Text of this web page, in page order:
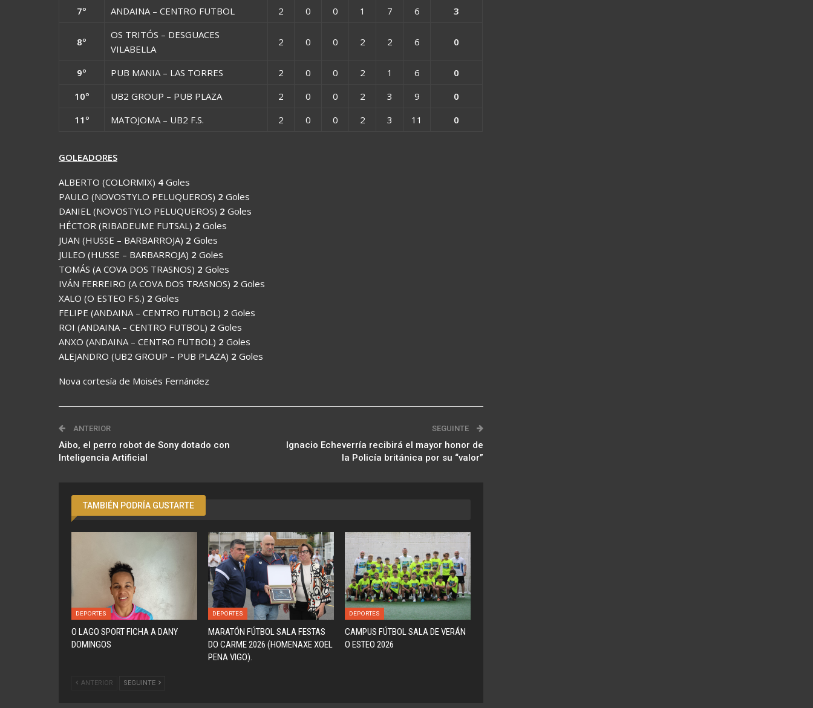
7º
ANDAINA – CENTRO FUTBOL 2 0 0 1 7 6 3
8º
OS TRITÓS – DESGUACES
VILABELLA
2 0 0 2 2 6 0
9º PUB MANIA – LAS TORRES 2 0 0 2 1 6
0
10º
UB2 GROUP – PUB PLAZA 2 0 0 2 3 9
0
11º
MATOJOMA – UB2 F.S. 2 0 0 2 3 11 0
GOLEADORES
ALBERTO (COLORMIX) 4 Goles
PAULO (NOVOSTYLO PELUQUEROS) 2 Goles
DANIEL (NOVOSTYLO PELUQUEROS) 2 Goles
HÉCTOR (RIBADEUME FUTSAL) 2 Goles
JUAN (HUSSE – BARBARROJA) 2 Goles
JULEO (HUSSE – BARBARROJA) 2 Goles
TOMÁS (A COVA DOS TRASNOS) 2 Goles
IVÁN FERREIRO (A COVA DOS TRASNOS) 2 Goles
XALO (O ESTEO F.S.) 2 Goles
FELIPE (ANDAINA – CENTRO FUTBOL) 2 Goles
ROI (ANDAINA – CENTRO FUTBOL) 2 Goles
ANXO (ANDAINA – CENTRO FUTBOL) 2 Goles
ALEJANDRO (UB2 GROUP – PUB PLAZA) 2 Goles
Nova cortesía de Moisés Fernández
ANTERIOR
Aibo, el perro robot de Sony dotado con
Inteligencia Artificial
SEGUINTE
Ignacio Echeverría recibirá el mayor honor de
la Policía británica por su “valor”
TAMBIÉN PODRÍA GUSTARTE
DEPORTES
O LAGO SPORT FICHA A DANY
DOMINGOS
DEPORTES
MARATÓN FÚTBOL SALA FESTAS
DO CARME 2026 (HOMENAXE XOEL
PENA VIGO).
DEPORTES
CAMPUS FÚTBOL SALA DE VERÁN
O ESTEO 2026
ANTERIOR SEGUINTE